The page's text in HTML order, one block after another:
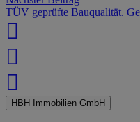
TÜV geprüfte Bauqualität.
HBH Immobilien GmbH